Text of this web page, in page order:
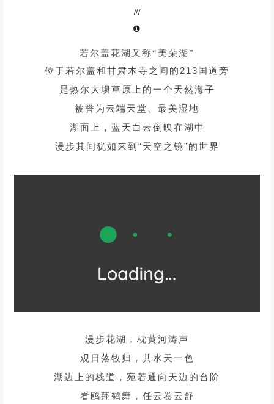
PART
03
穿越千古的苍茫大地
镶嵌在草原上的庄严幻景